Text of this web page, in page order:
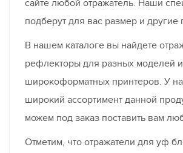
сайте любой отражатель. Наши
подберут для вас размер и другие
В нашем каталоге вы найдете
рефлекторы для разных моделей
широкоформатных принтеров. У
широкий ассортимент данной
можем под заказ поставить вам
Отметим, что отражатели для уф